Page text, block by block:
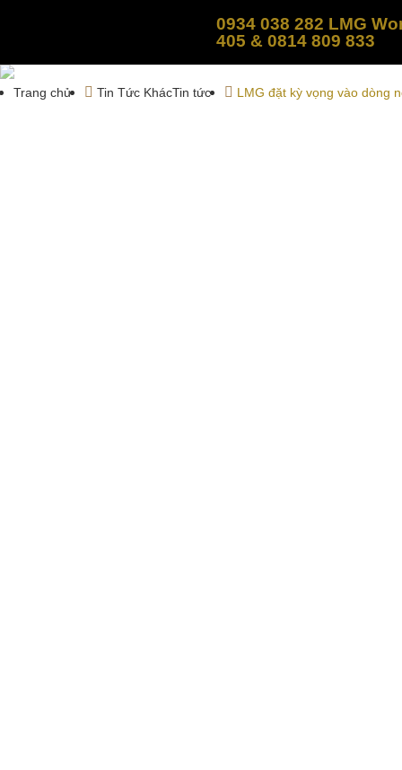
0934 038 282 LMG
405 & 0814 809 833
Trang chủ Tin Tức KhácTin tức LMG đặt kỳ vọng vào dòng